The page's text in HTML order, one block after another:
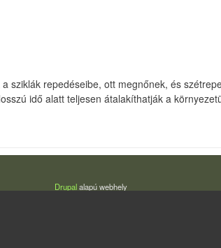
sziklák repedéseibe, ott megnőnek, és
idő alatt teljesen átalakíthatják a
Drupalalapú webhely